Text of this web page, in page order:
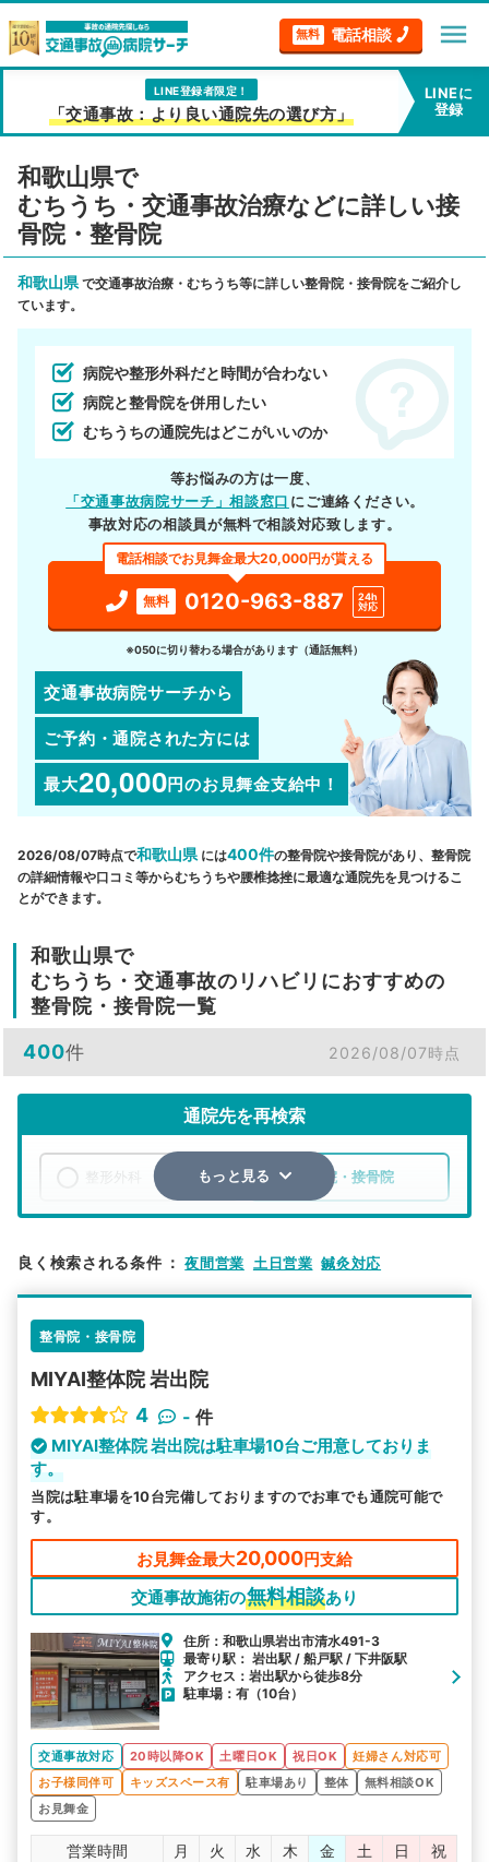
無料 電話相談 menu
LINE登録者限定！
「交通事故：より良い通院先の選び方」
LINEに
登録
和歌山県で
むちうち・交通事故治療などに詳しい接
骨院・整骨院
和歌山県 で交通事故治療・むちうち等に詳しい整骨院・接骨院をご紹介し
ています。
病院や整形外科だと時間が合わない
病院と整骨院を併用したい
むちうちの通院先はどこがいいのか
等お悩みの方は一度、
「交通事故病院サーチ」相談窓口 にご連絡ください。
事故対応の相談員が無料で相談対応致します。
電話相談でお見舞金最大20,000円が貰える
無料 0120-963-887
24h
対応
※050に切り替わる場合があります（通話無料）
交通事故病院サーチから
ご予約・通院された方には
最大20,000円のお見舞金支給中！
2026/08/07時点で和歌山県には400件の整骨院や接骨院があり、整骨院
の詳細情報や口コミ等からむちうちや腰椎捻挫に最適な通院先を見つけるこ
とができます。
和歌山県で
むちうち・交通事故のリハビリにおすすめの
整骨院・接骨院一覧
400件 2026/08/07時点
通院先を再検索
整骨院・接骨院
検索する
駅から探す 院名から探す
もっと見る
良く検索される条件 ： 夜間営業 土日営業 鍼灸対応
整骨院・接骨院
MIYAI整体院 岩出院
4
- 件
MIYAI整体院 岩出院は駐車場10台ご用意しておりま
す。
当院は駐車場を10台完備しておりますのでお車でも通院可能で
す。
お見舞金最大20,000円支給
交通事故施術の無料相談あり
住所：和歌山県岩出市清水491-3
最寄り駅： 岩出駅 / 船戸駅 / 下井阪駅
アクセス：岩出駅から徒歩8分
駐車場：有（10台）
交通事故対応 20時以降OK 土曜日OK 祝日OK
妊婦さん対応可
お子様同伴可
キッズスペース有 駐車場あり 整体
無料相談OK
お見舞金
営業時間 月 火 水 木 金 土 日
祝